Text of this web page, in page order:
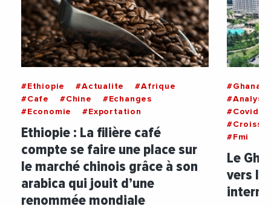
#Ethiopie #Actualite
#Afrique
#Cafe
#Chine
#Echanges
#Economie
#Exportation
Ethiopie : La filière café
compte se faire une place sur
le marché chinois grâce à son
arabica qui jouit d’une
renommée mondiale
#Ghana
#Covid19
#Fmi
Le
vers le